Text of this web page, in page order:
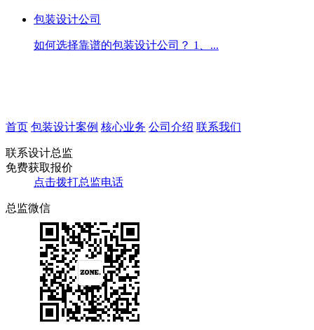
包装设计公司
如何选择靠谱的包装设计公司？ 1、...
首页 包装设计案例 核心业务 公司介绍 联系我们
联系设计总监
免费获取报价
点击拨打总监电话
总监微信